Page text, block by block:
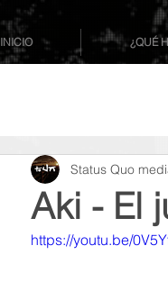
INICIO ¿QUÉ
Aki - El
Status Quo
https://youtu.be/